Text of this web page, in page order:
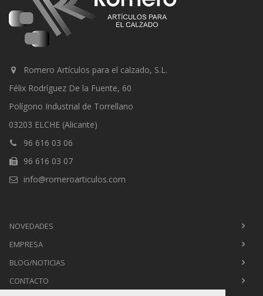
Romero Artículos para el calzado, S.L.
Félix Rodríguez De la Fuente, 60
Polígono Industrial de Torrellano
03203 ELCHE (Alicante)
96 616 03 06
96 616 03 07
info@romeroarticulos.com
NOVEDADES
EMPRESA
BLOG/NOTICIAS
CONTACTO